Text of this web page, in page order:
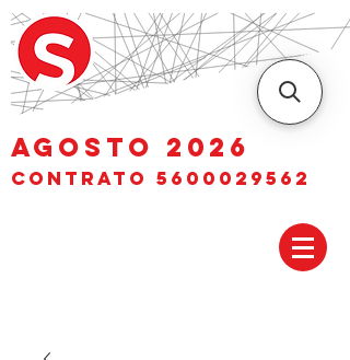
AGOSTO 2026
Contrato 5600029562